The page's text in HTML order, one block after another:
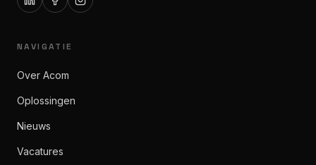
NAVIGATIE
Over Acom
Oplossingen
Nieuws
Vacatures